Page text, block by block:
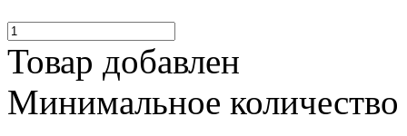
Товар добавлен
Минимальное